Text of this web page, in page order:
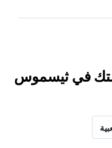
في ثيسموس